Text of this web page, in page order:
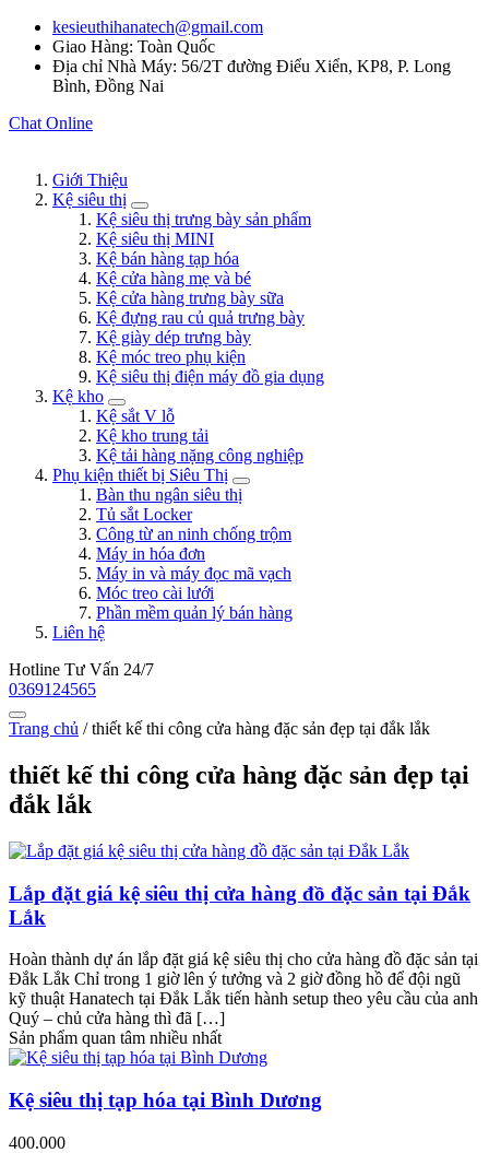
kesieuthihanatech@gmail.com
Giao Hàng: Toàn Quốc
Địa chỉ Nhà Máy: 56/2T đường Điểu Xiển, KP8, P. Long
Bình, Đồng Nai
Chat Online
Giới Thiệu
Kệ siêu thị
Kệ siêu thị trưng bày sản phẩm
Kệ siêu thị MINI
Kệ bán hàng tạp hóa
Kệ cửa hàng mẹ và bé
Kệ cửa hàng trưng bày sữa
Kệ đựng rau củ quả trưng bày
Kệ giày dép trưng bày
Kệ móc treo phụ kiện
Kệ siêu thị điện máy đồ gia dụng
Kệ kho
Kệ sắt V lỗ
Kệ kho trung tải
Kệ tải hàng nặng công nghiệp
Phụ kiện thiết bị Siêu Thị
Bàn thu ngân siêu thị
Tủ sắt Locker
Công từ an ninh chống trộm
Máy in hóa đơn
Máy in và máy đọc mã vạch
Móc treo cài lưới
Phần mềm quản lý bán hàng
Liên hệ
Hotline Tư Vấn 24/7
0369124565
Trang chủ /thiết kế thi công cửa hàng đặc sản đẹp tại đắk lắk
thiết kế thi công cửa hàng đặc sản đẹp tại
đắk lắk
Lắp đặt giá kệ siêu thị cửa hàng đồ đặc sản tại Đắk
Lắk
Hoàn thành dự án lắp đặt giá kệ siêu thị cho cửa hàng đồ đặc sản tại
Đắk Lắk Chỉ trong 1 giờ lên ý tưởng và 2 giờ đồng hồ để đội ngũ
kỹ thuật Hanatech tại Đắk Lắk tiến hành setup theo yêu cầu của anh
Quý – chủ cửa hàng thì đã […]
Sản phẩm quan tâm nhiều nhất
Kệ siêu thị tạp hóa tại Bình Dương
400.000